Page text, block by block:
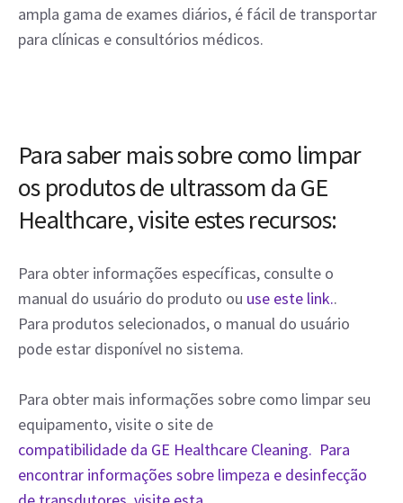
ampla gama de exames diários, é fácil de transportar
para clínicas e consultórios médicos.
Para saber mais sobre como limpar
os produtos de ultrassom da GE
Healthcare, visite estes recursos:
Para obter informações específicas, consulte o
manual do usuário do produto ou use este link..
Para produtos selecionados, o manual do usuário
pode estar disponível no sistema.
Para obter mais informações sobre como limpar seu
equipamento, visite o site de
compatibilidade da GE Healthcare Cleaning. Para
encontrar informações sobre limpeza e desinfecção